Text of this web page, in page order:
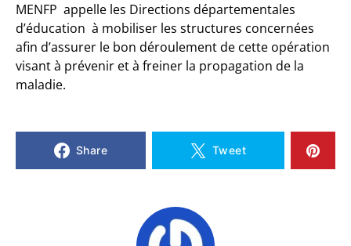
MENFP appelle les Directions départementales
d’éducation à mobiliser les structures concernées
afin d’assurer le bon déroulement de cette opération
visant à prévenir et à freiner la propagation de la
maladie.
Share Tweet